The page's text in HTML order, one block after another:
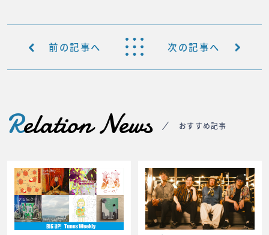
前の記事へ 次の記事へ
Relation News おすすめ記事